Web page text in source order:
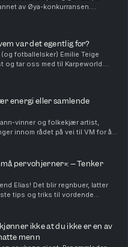
av Øya-konkurransen.
vi blir ganske mye bedre kjent
var det egentlig for?
fotballelsker) Emilie Teige
og tar oss med til Karpeworld.
– og hvem var egentlig dette
energi eller samlende
vinner og folkekjær artist,
innom rådet på vei til VM for å
digital detox. Vi spekulerer i
pervohjerner»: – Tenker
Elias! Det blir regnbuer, latter
tips og triks til vordende
Jonas retter en takk til de
ikke at du ikke er en av
menn